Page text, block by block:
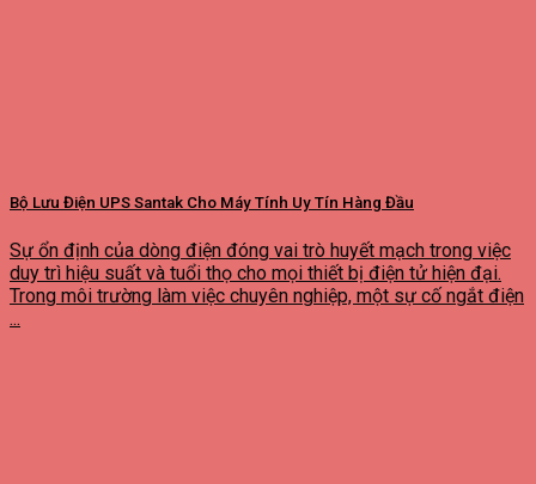
Bộ Lưu Điện UPS Santak Cho Máy Tính Uy Tín Hàng Đầu
Sự ổn định của dòng điện đóng vai trò huyết mạch trong việc
duy trì hiệu suất và tuổi thọ cho mọi thiết bị điện tử hiện đại.
Trong môi trường làm việc chuyên nghiệp, một sự cố ngắt điện
...